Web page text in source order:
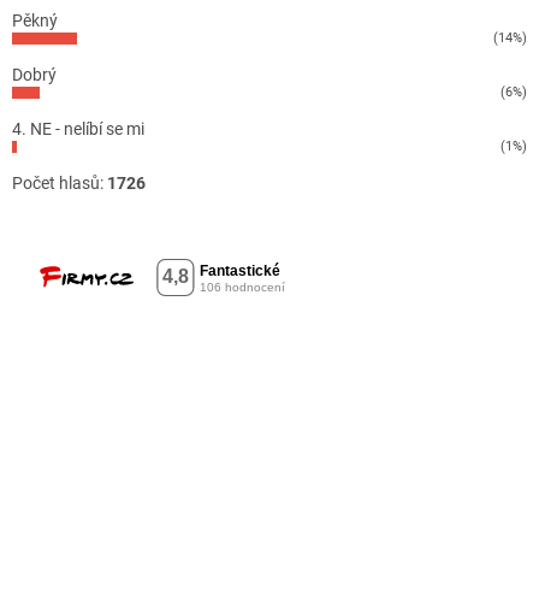
Pěkný
(14%)
Dobrý
(6%)
4. NE - nelíbí se mi
(1%)
Počet hlasů: 1726